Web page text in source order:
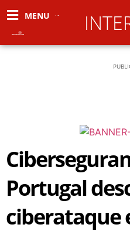
MENU
Portugal
ciberataque